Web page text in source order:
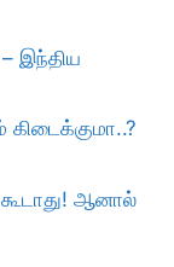
இந்திய
கூடாது! ஆனால்